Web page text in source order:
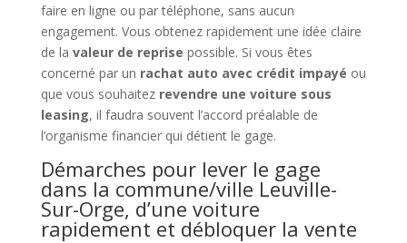
faire en ligne ou par téléphone, sans aucun
engagement. Vous obtenez rapidement une idée claire
de la valeur de reprise possible. Si vous êtes
concerné par un rachat auto avec crédit impayé ou
que vous souhaitez revendre une voiture sous
leasing, il faudra souvent l’accord préalable de
l’organisme financier qui détient le gage.
Démarches pour lever le gage
dans la commune/ville Leuville-
Sur-Orge, d’une voiture
rapidement et débloquer la vente